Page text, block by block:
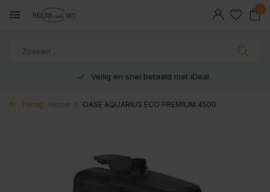
0
Veilig en snel betaald met iDeal
Terug Home OASE AQUARIUS ECO PREMIUM 4500